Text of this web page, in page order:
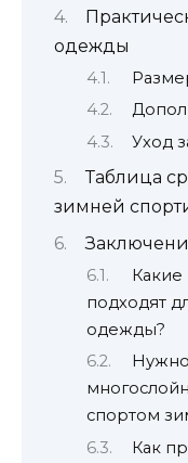
одежды
Уход
Таблица
зимней
Какие
подходят
одежды?
спортом
Как